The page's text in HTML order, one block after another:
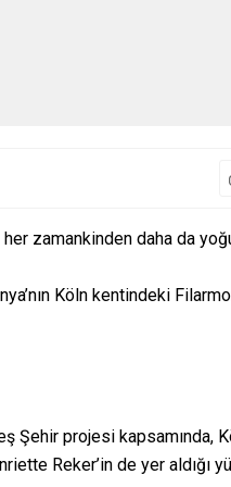
her zamankinden daha da
Köln kentindeki
Şehir projesi kapsamında,
Reker’in de yer aldığı